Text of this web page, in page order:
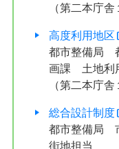
（第二本庁舎
高度利用地区
都市整備局
画課 土地利
（第二本庁舎
総合設計制度
都市整備局
街地担当